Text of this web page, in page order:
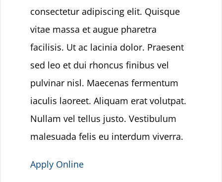
consectetur adipiscing elit. Quisque
vitae massa et augue pharetra
facilisis. Ut ac lacinia dolor. Praesent
sed leo et dui rhoncus finibus vel
pulvinar nisl. Maecenas fermentum
iaculis laoreet. Aliquam erat volutpat.
Nullam vel tellus justo. Vestibulum
malesuada felis eu interdum viverra.
Apply Online